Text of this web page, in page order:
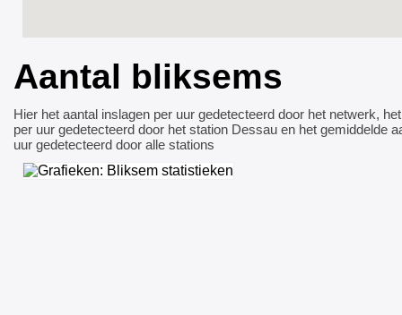
Aantal bliksems
Hier het aantal inslagen per uur gedetecteerd door het netwerk,
per uur gedetecteerd door het station Dessau en het gemiddelde
uur gedetecteerd door alle stations